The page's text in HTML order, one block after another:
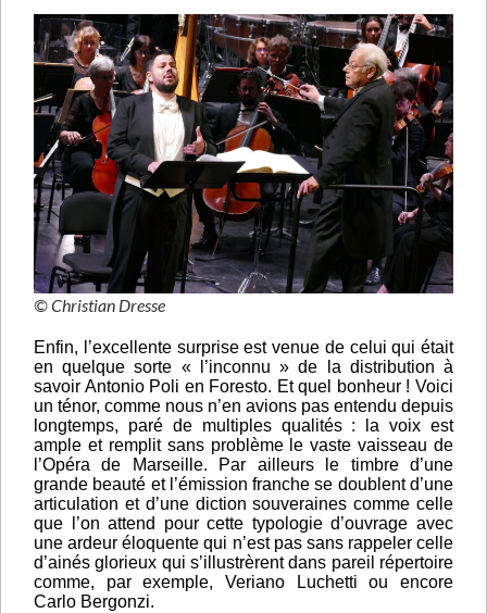
© Christian Dresse
Enfin, l’excellente surprise est venue de celui qui était
en quelque sorte « l’inconnu » de la distribution à
savoir Antonio Poli en Foresto. Et quel bonheur ! Voici
un ténor, comme nous n’en avions pas entendu depuis
longtemps, paré de multiples qualités : la voix est
ample et remplit sans problème le vaste vaisseau de
l’Opéra de Marseille. Par ailleurs le timbre d’une
grande beauté et l’émission franche se doublent d’une
articulation et d’une diction souveraines comme celle
que l’on attend pour cette typologie d’ouvrage avec
une ardeur éloquente qui n’est pas sans rappeler celle
d’ainés glorieux qui s’illustrèrent dans pareil répertoire
comme, par exemple, Veriano Luchetti ou encore
Carlo Bergonzi.